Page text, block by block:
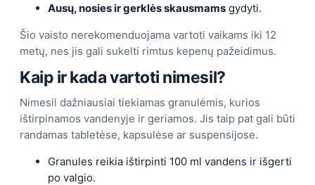
Ausų, nosies ir gerklės skausmams gydyti.
Šio vaisto nerekomenduojama vartoti vaikams iki 12
metų, nes jis gali sukelti rimtus kepenų pažeidimus.
Kaip ir kada vartoti nimesil?
Nimesil dažniausiai tiekiamas granulėmis, kurios
ištirpinamos vandenyje ir geriamos. Jis taip pat gali būti
randamas tabletėse, kapsulėse ar suspensijose.
Granules reikia ištirpinti 100 ml vandens ir išgerti
po valgio.